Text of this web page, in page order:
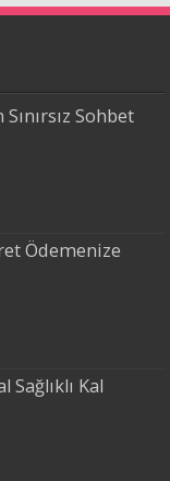
Sohbet
Ödemenize
Sağlıklı Kal